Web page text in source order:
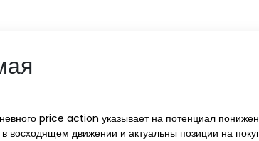
price action указывает на потенциал
восходящем движении и актуальны позиции на